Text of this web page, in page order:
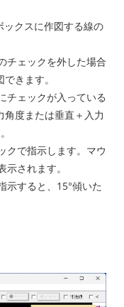
クスに作図する線の
チェックを外した場合
きます。
チェックが入っている
度または垂直＋入力
クで指示します。マウ
されます。
すると、15°傾いた